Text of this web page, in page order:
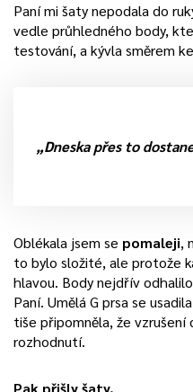
Paní mi šaty nepodala do
vedle průhledného body,
testování, a kývla směrem
„Dneska přes to
Oblékala jsem se pomaleji,
to bylo složité, ale protože
hlavou. Body nejdřív
Paní. Umělá G prsa se
tiše připomněla, že vzrušení
rozhodnutí.